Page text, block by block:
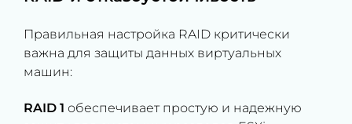
Правильная настройка RAID критически
важна для защиты данных виртуальных
машин:
RAID 1 обеспечивает простую и надежную